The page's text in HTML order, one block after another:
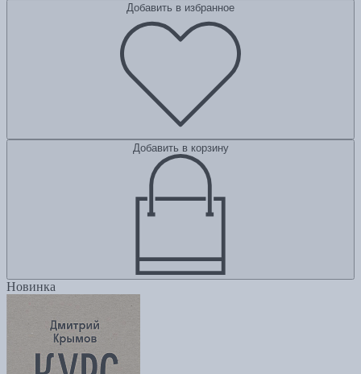
Добавить в избранное
Добавить в корзину
Новинка